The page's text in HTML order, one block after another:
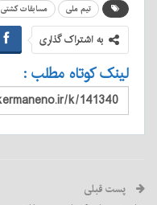
تیم ملی مسابقات کشتی
به اشتراک گذاری
لینک کوتاه مطلب :
پست قبلی